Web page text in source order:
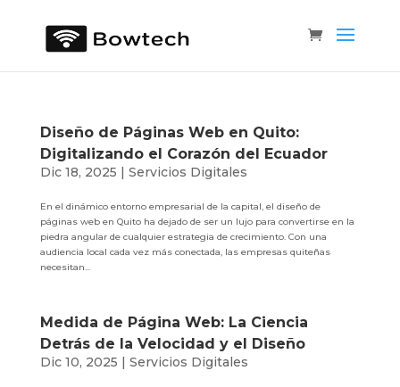
Diseño de Páginas Web en Quito:
Digitalizando el Corazón del Ecuador
Dic 18, 2025 | Servicios Digitales
En el dinámico entorno empresarial de la capital, el diseño de
páginas web en Quito ha dejado de ser un lujo para convertirse en la
piedra angular de cualquier estrategia de crecimiento. Con una
audiencia local cada vez más conectada, las empresas quiteñas
necesitan...
Medida de Página Web: La Ciencia
Detrás de la Velocidad y el Diseño
Dic 10, 2025 | Servicios Digitales